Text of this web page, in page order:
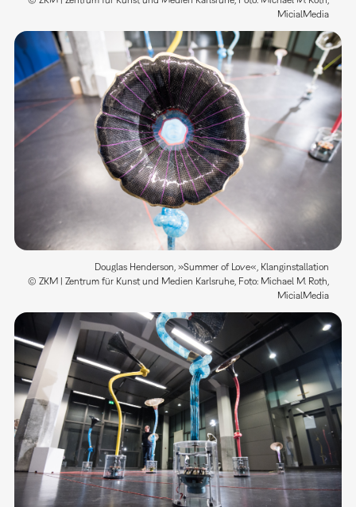
MicialMedia
Douglas Henderson, »Summer of Love«, Klanginstallation
© ZKM | Zentrum für Kunst und Medien Karlsruhe, Foto: Michael M. Roth,
MicialMedia